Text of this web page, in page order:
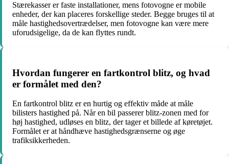
Stærekasser er faste installationer, mens fotovogne er mobile
enheder, der kan placeres forskellige steder. Begge bruges til at
måle hastighedsovertrædelser, men fotovogne kan være mere
uforudsigelige, da de kan flyttes rundt.
Hvordan fungerer en fartkontrol blitz, og hvad
er formålet med den?
En fartkontrol blitz er en hurtig og effektiv måde at måle
bilisters hastighed på. Når en bil passerer blitz-zonen med for
høj hastighed, udløses en blitz, der tager et billede af køretøjet.
Formålet er at håndhæve hastighedsgrænserne og øge
trafiksikkerheden.